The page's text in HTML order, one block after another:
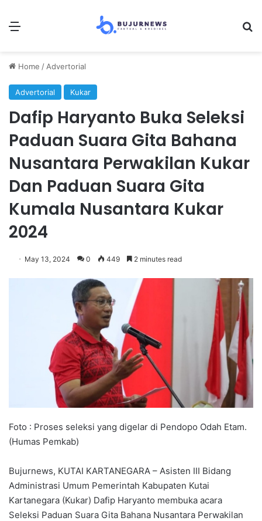
Menu
Home / Advertorial
Advertorial Kukar
Dafip Haryanto Buka Seleksi
Paduan Suara Gita Bahana
Nusantara Perwakilan Kukar
Dan Paduan Suara Gita
Kumala Nusantara Kukar
2024
May 13, 2024 0 449 2 minutes read
Foto : Proses seleksi yang digelar di Pendopo Odah Etam.
(Humas Pemkab)
Bujurnews, KUTAI KARTANEGARA – Asisten III Bidang
Administrasi Umum Pemerintah Kabupaten Kutai
Kartanegara (Kukar) Dafip Haryanto membuka acara
Seleksi Paduan Suara Gita Bahana Nusantara Perwakilan